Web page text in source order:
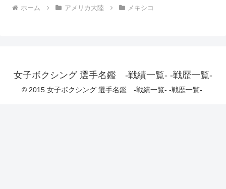
ホーム アメリカ大陸 メキシコ
女子ボクシング 選手名鑑 -戦績一覧- -戦歴一覧-
© 2015 女子ボクシング 選手名鑑 -戦績一覧- -戦歴一覧-.